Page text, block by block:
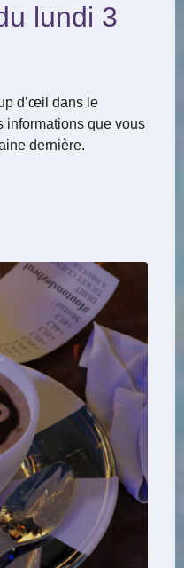
lundi 3
d’œil dans le
informations que vous
dernière.